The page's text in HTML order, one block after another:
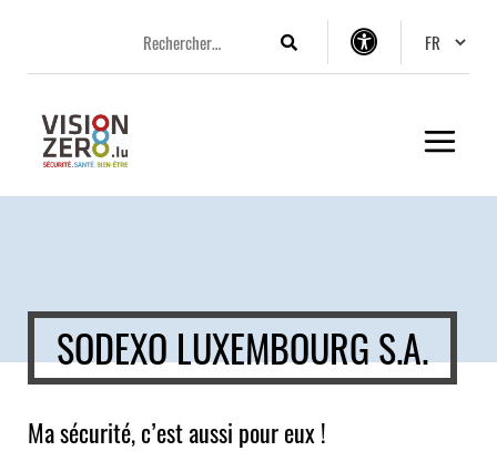
menu
contenu
pied
Rechercher
Options
SODEXO LUXEMBOURG S.A.
Ma sécurité, c’est aussi pour eux !